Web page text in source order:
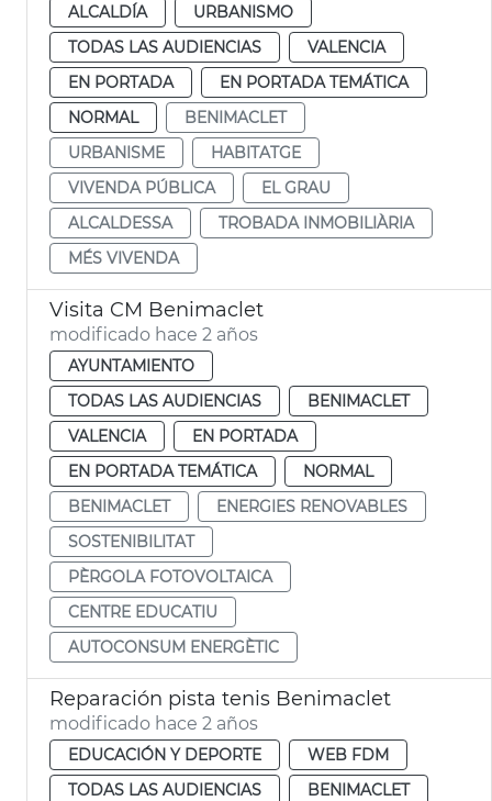
ALCALDÍA
URBANISMO
TODAS LAS AUDIENCIAS
VALENCIA
EN PORTADA
EN PORTADA TEMÁTICA
NORMAL
BENIMACLET
URBANISME
HABITATGE
VIVENDA PÚBLICA
EL GRAU
ALCALDESSA
TROBADA INMOBILIÀRIA
MÉS VIVENDA
Visita CM Benimaclet
modificado hace 2 años
AYUNTAMIENTO
TODAS LAS AUDIENCIAS
BENIMACLET
VALENCIA
EN PORTADA
EN PORTADA TEMÁTICA
NORMAL
BENIMACLET
ENERGIES RENOVABLES
SOSTENIBILITAT
PÈRGOLA FOTOVOLTAICA
CENTRE EDUCATIU
AUTOCONSUM ENERGÈTIC
Reparación pista tenis Benimaclet
modificado hace 2 años
EDUCACIÓN Y DEPORTE
WEB FDM
TODAS LAS AUDIENCIAS
BENIMACLET